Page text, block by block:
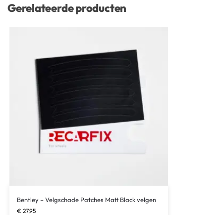
Gerelateerde producten
Bentley – Velgschade Patches Matt Black velgen
€ 27,95